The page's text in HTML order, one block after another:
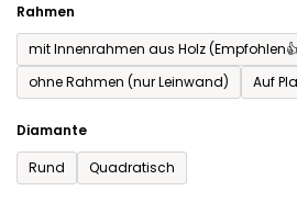
Rahmen
mit Innenrahmen aus Holz
ohne Rahmen (nur Leinwand)
Auf
Diamante
Rund
Quadratisch